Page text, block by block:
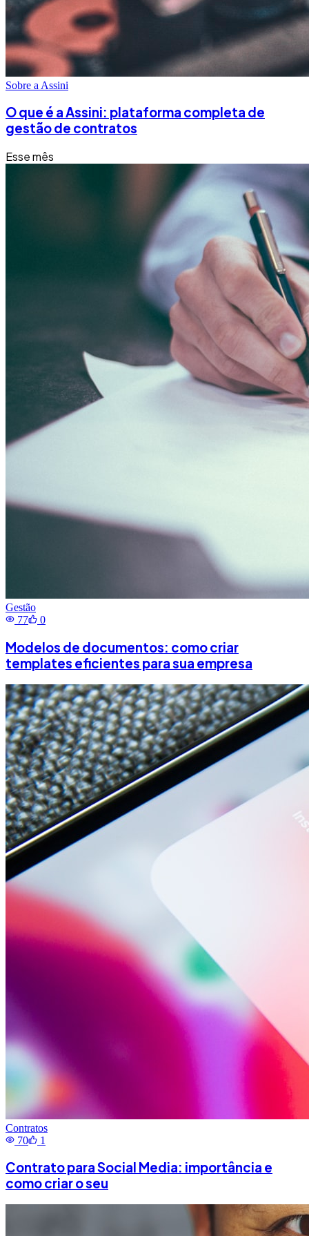
Sobre a Assini
O que é a Assini: plataforma completa de
gestão de contratos
Esse mês
Gestão
77
0
Modelos de documentos: como criar
templates eficientes para sua empresa
Contratos
70
1
Contrato para Social Media: importância e
como criar o seu